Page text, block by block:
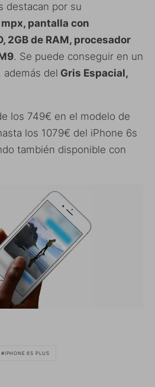
destacan por su
pantalla con
2GB de RAM, procesador
. Se puede conseguir en un
, además del Gris Espacial,
los 749€ en el modelo de
los 1079€ del iPhone 6s
también disponible con
IPHONE 6S PLUS